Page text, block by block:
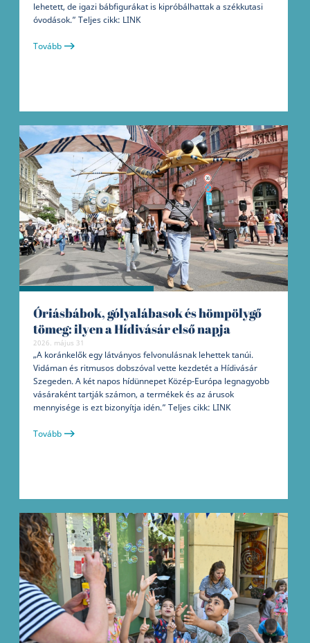
lehetett, de igazi bábfigurákat is kipróbálhattak a székkutasi
óvodások.” Teljes cikk: LINK
Tovább
Óriásbábok, gólyalábasok és hömpölygő
tömeg: ilyen a Hídivásár első napja
2026. május 31
„A koránkelők egy látványos felvonulásnak lehettek tanúi.
Vidáman és ritmusos dobszóval vette kezdetét a Hídivásár
Szegeden. A két napos hídünnepet Közép-Európa legnagyobb
vásáraként tartják számon, a termékek és az árusok
mennyisége is ezt bizonyítja idén.” Teljes cikk: LINK
Tovább